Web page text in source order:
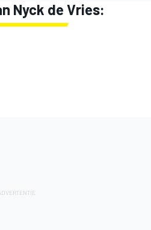
Nyck de Vries: